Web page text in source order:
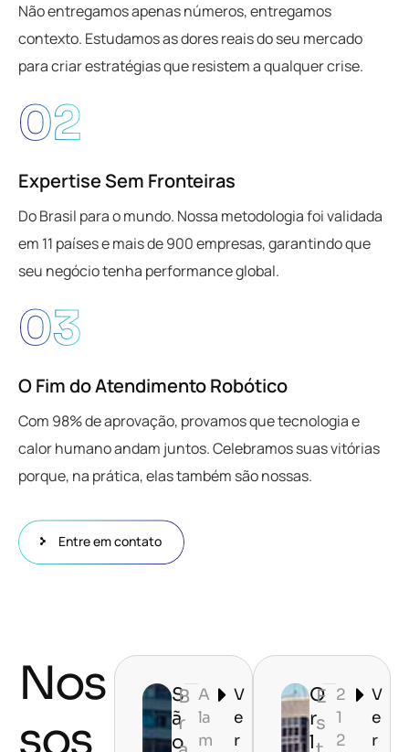
Não entregamos apenas números, entregamos
contexto. Estudamos as dores reais do seu mercado
para criar estratégias que resistem a qualquer crise.
02
Expertise Sem Fronteiras
Do Brasil para o mundo. Nossa metodologia foi validada
em 11 países e mais de 900 empresas, garantindo que
seu negócio tenha performance global.
03
O Fim do Atendimento Robótico
Com 98% de aprovação, provamos que tecnologia e
calor humano andam juntos. Celebramos suas vitórias
porque, na prática, elas também são nossas.
Entre em contato
Nos
sos
S
ã
o
B
r
A
la
m
V
e
r
O
r
l
E
s
2
1
2
V
e
r